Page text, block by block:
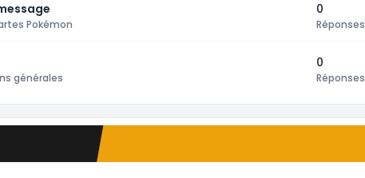
Pokémon
0
Réponses
générales
0
Réponses